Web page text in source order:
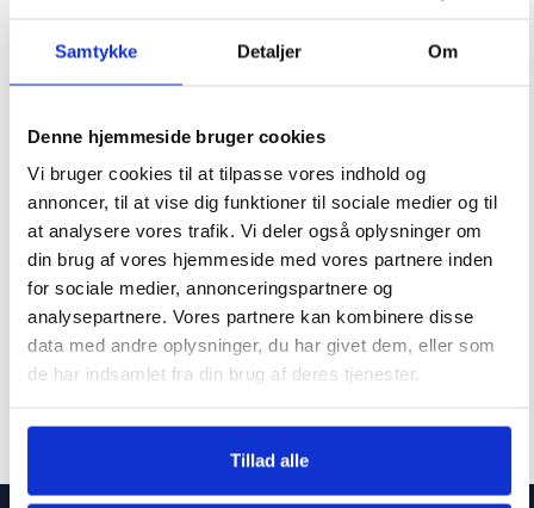
Samtykke Detaljer Om
Denne hjemmeside bruger cookies
Vi bruger cookies til at tilpasse vores indhold og
annoncer, til at vise dig funktioner til sociale medier og til
at analysere vores trafik. Vi deler også oplysninger om
din brug af vores hjemmeside med vores partnere inden
for sociale medier, annonceringspartnere og
analysepartnere. Vores partnere kan kombinere disse
data med andre oplysninger, du har givet dem, eller som
de har indsamlet fra din brug af deres tjenester.
Tillad alle
Gaskøleskab Ventus 100
Hvid
6990kr.
Gasovn DCG, Vanilla hvid
1190kr.